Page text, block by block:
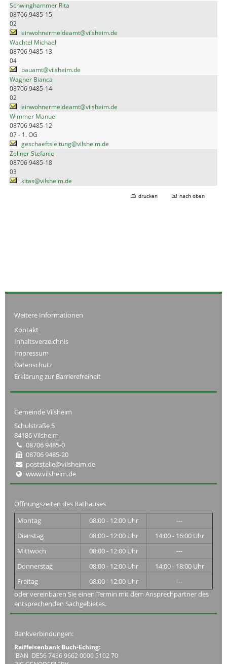
Schwinghammer Rita
08706 9485-15
02
einwohnermeldeamt@vilsheim.de
Wachtel Michael
08706 9485-13
04
bauamt@vilsheim.de
Wagner Bianca
08706 9485-14
02
einwohnermeldeamt@vilsheim.de
Wimmer Manuel
08706 9485-12
07 - 1. OG
geschaeftsleitung@vilsheim.de
Zellner Stefanie
08706 9485-18
03
kitas@vilsheim.de
drucken nach oben
Weitere Informationen
Kontakt
Inhaltsverzeichnis
Impressum
Datenschutz
Erklärung zur Barrierefreiheit
Gemeinde Vilsheim
Schulstraße 5
84186 Vilsheim
08706 9485-0
08706 9485-20
poststelle@vilsheim.de
www.vilsheim.de
Öffnungszeiten des Rathauses
Montag
08:00 - 12:00 Uhr
---
Dienstag
08:00 - 12:00 Uhr
14:00 - 16:00 Uhr
Mittwoch
08:00 - 12:00 Uhr
---
Donnerstag
08:00 - 12:00 Uhr
14:00 - 18:00 Uhr
Freitag
08:00 - 12:00 Uhr
---
oder vereinbaren Sie einen Termin mit dem Ansprechpartner des
entsprechenden Sachgebietes.
Bankverbindungen:
Raiffeisenbank Buch-Eching:
IBAN DE56 7436 9662 0000 5102 70